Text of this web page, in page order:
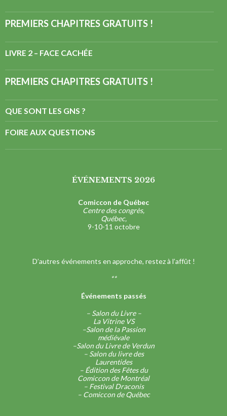
PREMIERS CHAPITRES GRATUITS !
LIVRE 2 – FACE CACHÉE
PREMIERS CHAPITRES GRATUITS !
QUE SONT LES GNS ?
FOIRE AUX QUESTIONS
ÉVÉNEMENTS 2026
Comiccon de Québec
Centre des congrès,
Québec,
9-10-11 octobre
D’autres événements en approche, restez à l’affût !
**
Événements passés
– Salon du Livre –
La Vitrine VS
–Salon de la Passion
médiévale
–Salon du Livre de Verdun
– Salon du livre des
Laurentides
– Édition des Fêtes du
Comiccon de Montréal
– Festival Draconis
– Comiccon de Québec